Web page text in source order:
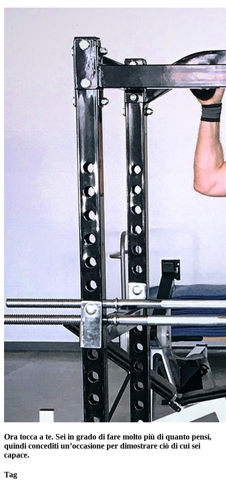
Ora tocca a te. Sei in grado di fare molto più di quanto pensi,
quindi concediti un’occasione per dimostrare ciò di cui sei
capace.
Tag